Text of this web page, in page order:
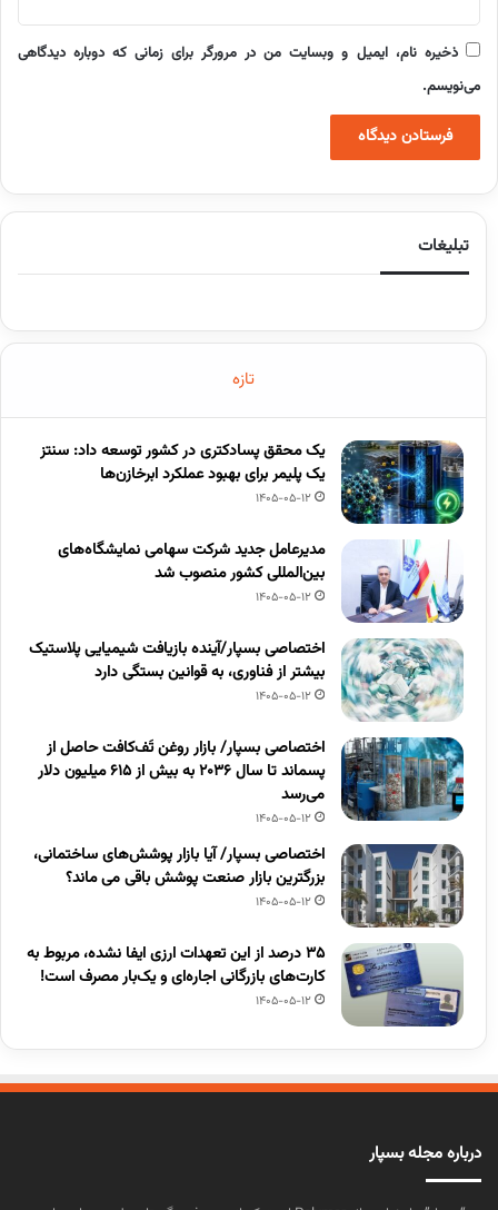
ذخیره نام، ایمیل و وبسایت من در مرورگر برای زمانی که دوباره دیدگاهی
می‌نویسم.
تبلیغات
تازه
یک محقق پسادکتری در کشور توسعه داد: سنتز
یک پلیمر برای بهبود عملکرد ابرخازن‌ها
1405-05-12
مدیرعامل جدید شرکت سهامی نمایشگاه‌های
بین‌المللی کشور منصوب شد
1405-05-12
اختصاصی بسپار/آینده بازیافت شیمیایی پلاستیک
بیشتر از فناوری، به قوانین بستگی دارد
1405-05-12
اختصاصی بسپار/ بازار روغن تَف‌کافت حاصل از
پسماند تا سال ۲۰۳۶ به بیش از ۶۱۵ میلیون دلار
می‌رسد
1405-05-12
اختصاصی بسپار/ آیا بازار پوشش‌های ساختمانی،
بزرگترین بازار صنعت پوشش باقی می ماند؟
1405-05-12
۳۵ درصد از این تعهدات ارزی ایفا نشده، مربوط به
کارت‌های بازرگانی اجاره‌ای و یک‌بار مصرف است!
1405-05-12
درباره مجله بسپار